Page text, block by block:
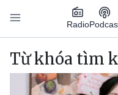
Nhảy đến nội dung
Radio
Main navigation
Từ khóa tìm